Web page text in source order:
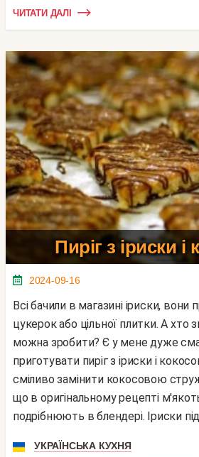
ЧИТАТИ ДАЛІ
Пиріг з іриски і
2024-09-16
Всі бачили в магазині іриски, вони продаються у вигляді
цукерок або цільної плитки. А хто
можна зробити? Є у мене дуже
приготувати пиріг з іриски і
сміливо замінити кокосовою
що в оригінальному рецепті
подрібнюють в блендері. Іриски
УКРАЇНСЬКА КУХНЯ